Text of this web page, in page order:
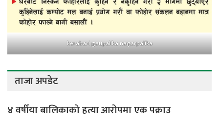
kerabari gaupalika nagarpalika
ताजा अपडेट
४ वर्षीया बालिकाको हत्या आरोपमा एक पक्राउ